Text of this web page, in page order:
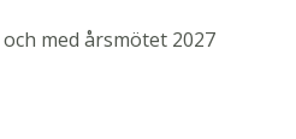
med årsmötet 2027